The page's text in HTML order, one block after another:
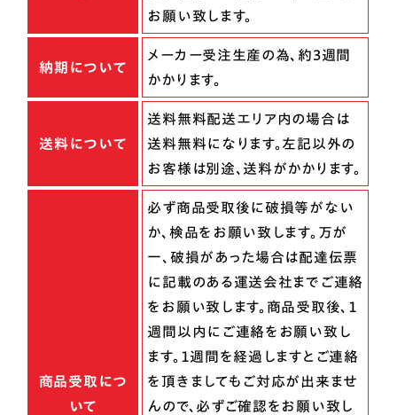
お願い致します。
納期について
メーカー受注生産の為、約3週間
かかります。
送料について
送料無料配送エリア内の場合は
送料無料になります。左記以外の
お客様は別途、送料がかかります。
商品受取につ
いて
必ず商品受取後に破損等がない
か、検品をお願い致します。万が
一、破損があった場合は配達伝票
に記載のある運送会社までご連絡
をお願い致します。商品受取後、１
週間以内にご連絡をお願い致し
ます。１週間を経過しますとご連絡
を頂きましてもご対応が出来ませ
んので、必ずご確認をお願い致し